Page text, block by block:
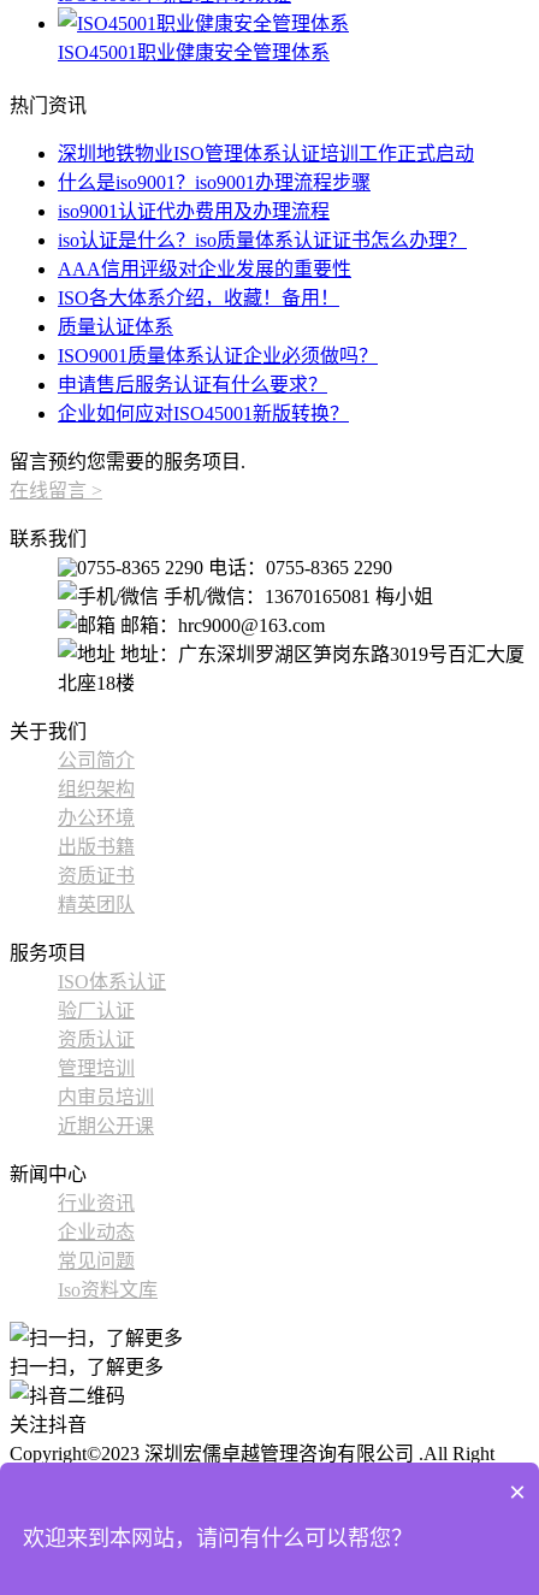
ISO45001职业健康安全管理体系
热门资讯
深圳地铁物业ISO管理体系认证培训工作正式启动
什么是iso9001？iso9001办理流程步骤
iso9001认证代办费用及办理流程
iso认证是什么？iso质量体系认证证书怎么办理？
AAA信用评级对企业发展的重要性
ISO各大体系介绍，收藏！备用！
质量认证体系
ISO9001质量体系认证企业必须做吗？
申请售后服务认证有什么要求？
企业如何应对ISO45001新版转换？
留言预约您需要的服务项目.
在线留言 >
联系我们
电话：0755-8365 2290
手机/微信：13670165081 梅小姐
邮箱：hrc9000@163.com
地址：广东深圳罗湖区笋岗东路3019号百汇大厦
北座18楼
关于我们
公司简介
组织架构
办公环境
出版书籍
资质证书
精英团队
服务项目
ISO体系认证
验厂认证
资质认证
管理培训
内审员培训
近期公开课
新闻中心
行业资讯
企业动态
常见问题
Iso资料文库
扫一扫，了解更多
关注抖音
Copyright©2023 深圳宏儒卓越管理咨询有限公司 .All Right
技术支
网站XML
×
欢迎来到本网站，请问有什么可以帮您？